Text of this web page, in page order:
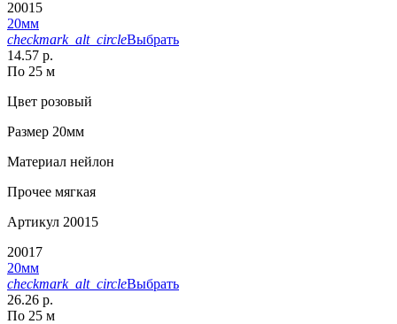
20015
20мм
checkmark_alt_circleВыбрать
14.57 р.
По 25 м
Цвет розовый
Размер 20мм
Материал нейлон
Прочее мягкая
Артикул 20015
20017
20мм
checkmark_alt_circleВыбрать
26.26 р.
По 25 м